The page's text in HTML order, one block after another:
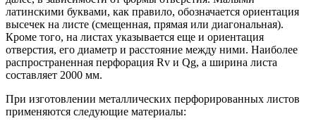
латинскими буквами, как правило, обозначается ориентация
высечек на листе (смещенная, прямая или диагональная).
Кроме того, на листах указывается еще и ориентация
отверстия, его диаметр и расстояние между ними. Наиболее
распространенная перфорация Rv и Qg, а ширина листа
составляет 2000 мм.
При изготовлении металлических перфорированных листов
применяются следующие материалы: